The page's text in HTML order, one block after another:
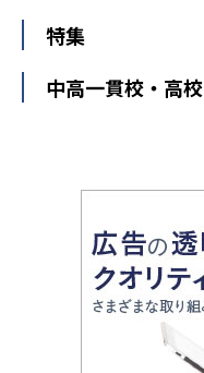
新潟県
中部
愛知県
静岡県
大阪府
兵庫県
鳥取県
島根県
香川県
個別教室のトライ
武田塾
中学受験
大学受験
教育全般
大学受験塾の選び方
中学受験に熱心な
小学校受験
家庭教師
特集
開成番長直伝！子
運動と遊びを考える
情報Ⅰ、数学が苦
アップ法
悩み多き「大学受
英語・英会話・英検
小学校教師が解説
中高一貫校・高校
大学入試改革
ママテクエグザム
進化する中高一貫